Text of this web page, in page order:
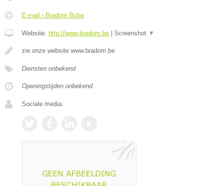
E-mail › Bradom Bvba
Website: http://www.bradom.be | Screenshot ▼
zie onze website www.bradom.be
Diensten onbekend
Openingstijden onbekend
Sociale media: